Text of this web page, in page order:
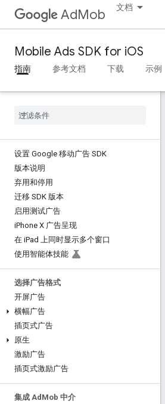
AdMob 文档
Mobile Ads SDK for iOS
指南 参考文档 下载 示例
设置 Google 移动广告 SDK
版本说明
弃用和停用
迁移 SDK 版本
启用测试广告
iPhone X 广告呈现
在 iPad 上同时显示多个窗口
使用智能体技能
选择广告格式
开屏广告
横幅广告
插页式广告
原生
激励广告
插页式激励广告
集成 Ad Mob 中介